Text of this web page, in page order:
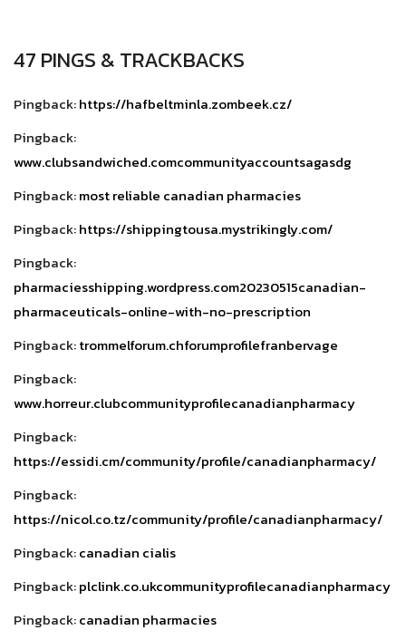
47 PINGS & TRACKBACKS
Pingback:https://hafbeltminla.zombeek.cz/
Pingback:
www.clubsandwiched.comcommunityaccountsagasdg
Pingback:most reliable canadian pharmacies
Pingback:https://shippingtousa.mystrikingly.com/
Pingback:
pharmaciesshipping.wordpress.com20230515canadian-
pharmaceuticals-online-with-no-prescription
Pingback:trommelforum.chforumprofilefranbervage
Pingback:
www.horreur.clubcommunityprofilecanadianpharmacy
Pingback:
https://essidi.cm/community/profile/canadianpharmacy/
Pingback:
https://nicol.co.tz/community/profile/canadianpharmacy/
Pingback:canadian cialis
Pingback:plclink.co.ukcommunityprofilecanadianpharmacy
Pingback:canadian pharmacies